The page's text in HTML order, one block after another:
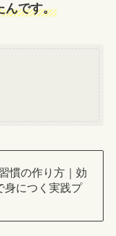
んです。
慣の作り方｜効
身につく実践プ